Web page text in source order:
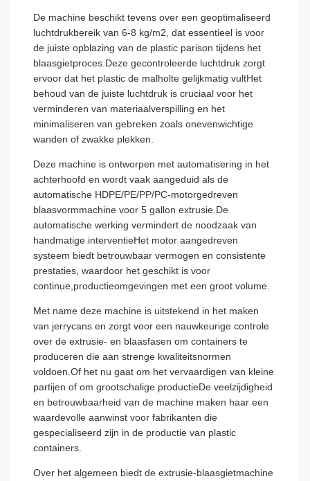
De machine beschikt tevens over een geoptimaliseerd
luchtdrukbereik van 6-8 kg/m2, dat essentieel is voor
de juiste opblazing van de plastic parison tijdens het
blaasgietproces.Deze gecontroleerde luchtdruk zorgt
ervoor dat het plastic de malholte gelijkmatig vultHet
behoud van de juiste luchtdruk is cruciaal voor het
verminderen van materiaalverspilling en het
minimaliseren van gebreken zoals onevenwichtige
wanden of zwakke plekken.
Deze machine is ontworpen met automatisering in het
achterhoofd en wordt vaak aangeduid als de
automatische HDPE/PE/PP/PC-motorgedreven
blaasvormmachine voor 5 gallon extrusie.De
automatische werking vermindert de noodzaak van
handmatige interventieHet motor aangedreven
systeem biedt betrouwbaar vermogen en consistente
prestaties, waardoor het geschikt is voor
continue,productieomgevingen met een groot volume.
Met name deze machine is uitstekend in het maken
van jerrycans en zorgt voor een nauwkeurige controle
over de extrusie- en blaasfasen om containers te
produceren die aan strenge kwaliteitsnormen
voldoen.Of het nu gaat om het vervaardigen van kleine
partijen of om grootschalige productieDe veelzijdigheid
en betrouwbaarheid van de machine maken haar een
waardevolle aanwinst voor fabrikanten die
gespecialiseerd zijn in de productie van plastic
containers.
Over het algemeen biedt de extrusie-blaasgietmachine